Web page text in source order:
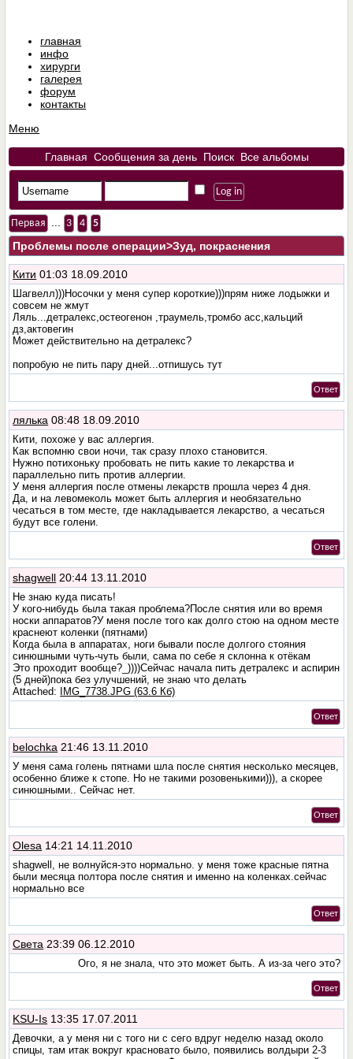
главная
инфо
хирурги
галерея
форум
контакты
Меню
Главная Сообщения за день Поиск Все альбомы
Первая 3 4 5
Проблемы после операции>Зуд, покраснения
Кити 01:03 18.09.2010
Шагвелл)))Носочки у меня супер короткие)))прям ниже лодыжки и
совсем не жмут
Ляль...детралекс,остеогенон ,траумель,тромбо асс,кальций
дз,актовегин
Может действительно на детралекс?
попробую не пить пару дней...отпишусь тут
Ответ
лялька 08:48 18.09.2010
Кити, похоже у вас аллергия.
Как вспомню свои ночи, так сразу плохо становится.
Нужно потихоньку пробовать не пить какие то лекарства и
параллельно пить против аллергии.
У меня аллергия после отмены лекарств прошла через 4 дня.
Да, и на левомеколь может быть аллергия и необязательно
чесаться в том месте, где накладывается лекарство, а чесаться
будут все голени.
Ответ
shagwell 20:44 13.11.2010
Не знаю куда писать!
У кого-нибудь была такая проблема?После снятия или во время
носки аппаратов?У меня после того как долго стою на одном месте
краснеют коленки (пятнами)
Когда была в аппаратах, ноги бывали после долгого стояния
синюшными чуть-чуть были, сама по себе я склонна к отёкам
Это проходит вообще?_))))Сейчас начала пить детралекс и аспирин
(5 дней)пока без улучшений, не знаю что делать
Attached:
IMG_7738.JPG (63.6 Кб)
Ответ
belochka 21:46 13.11.2010
У меня сама голень пятнами шла после снятия несколько месяцев,
особенно ближе к стопе. Но не такими розовенькими))), а скорее
синюшными.. Сейчас нет.
Ответ
Olesa 14:21 14.11.2010
shagwell, не волнуйся-это нормально. у меня тоже красные пятна
были месяца полтора после снятия и именно на коленках.сейчас
нормально все
Ответ
Света 23:39 06.12.2010
Ого, я не знала, что это может быть. А из-за чего это?
Ответ
KSU-Is 13:35 17.07.2011
Девочки, а у меня ни с того ни с сего вдруг неделю назад около
спицы, там итак вокруг красновато было, появились волдыри 2-3